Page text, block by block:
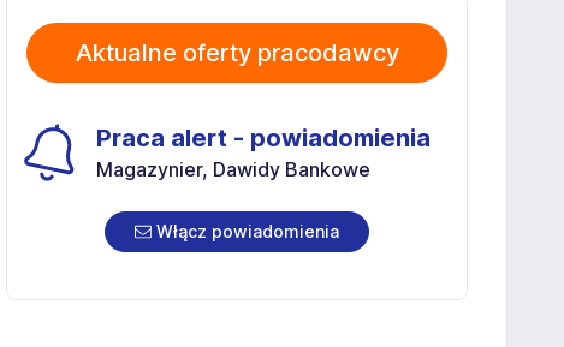
Aktualne oferty pracodawcy
Praca alert - powiadomienia
Magazynier, Dawidy Bankowe
Włącz powiadomienia